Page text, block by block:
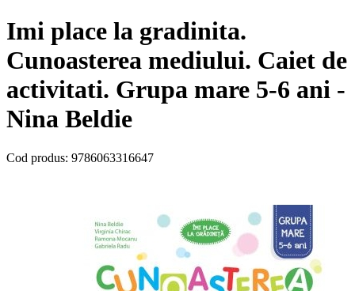
Imi place la gradinita.
Cunoasterea mediului. Caiet de
activitati. Grupa mare 5-6 ani -
Nina Beldie
Cod produs: 9786063316647